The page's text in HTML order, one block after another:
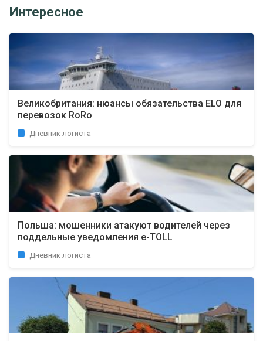
Интересное
Великобритания: нюансы обязательства ELO для
перевозок RoRo
Дневник логиста
Польша: мошенники атакуют водителей через
поддельные уведомления e-TOLL
Дневник логиста